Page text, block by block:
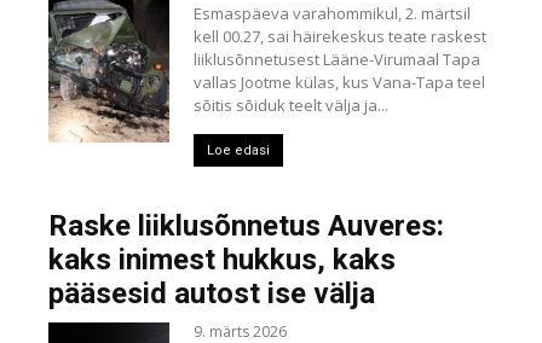
Esmaspäeva varahommikul, 2. märtsil
kell 00.27, sai häirekeskus teate raskest
liiklusõnnetusest Lääne-Virumaal Tapa
vallas Jootme külas, kus Vana-Tapa teel
sõitis sõiduk teelt välja ja...
Loe edasi
Raske liiklusõnnetus Auveres:
kaks inimest hukkus, kaks
pääsesid autost ise välja
9. märts 2026